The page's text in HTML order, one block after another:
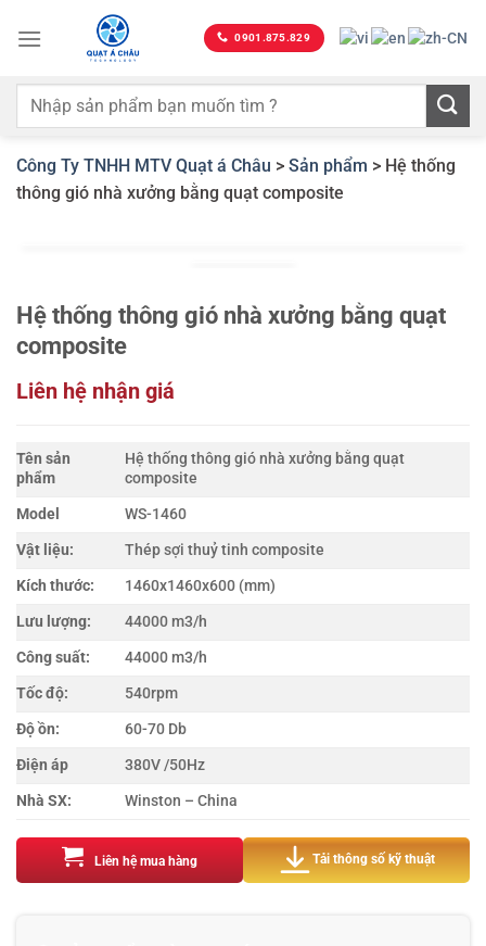
qua
dung
0901.875.829
Công Ty TNHH MTV Quạt á Châu > Sản phẩm > Hệ thống
thông gió nhà xưởng bằng quạt composite
Hệ thống thông gió nhà xưởng bằng quạt
composite
Liên hệ nhận giá
Tên sản
phẩm
Hệ thống thông gió nhà xưởng bằng quạt
composite
Model
WS-1460
Vật liệu:
Thép sợi thuỷ tinh composite
Kích thước:
1460x1460x600 (mm)
Lưu lượng:
44000 m3/h
Công suất:
44000 m3/h
Tốc độ:
540rpm
Độ ồn:
60-70 Db
Điện áp
380V /50Hz
Nhà SX:
Winston – China
Liên hệ mua hàng Tải thông số kỹ thuật